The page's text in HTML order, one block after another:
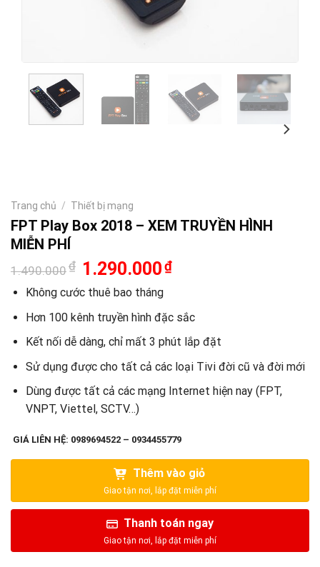
Trang chủ / Thiết bị mạng
FPT Play Box 2018 – XEM TRUYỀN HÌNH
MIỄN PHÍ
1.490.000₫ Giá
gốc
là:
1.490.000₫.
1.290.000₫Giá
1.290.000₫.
Không cước thuê bao tháng
Hơn 100 kênh truyền hình đặc sắc
Kết nối dễ dàng, chỉ mất 3 phút lắp đặt
Sử dụng được cho tất cả các loại Tivi đời cũ và đời mới
Dùng được tất cả các mạng Internet hiện nay (FPT,
VNPT, Viettel, SCTV…)
GIÁ LIÊN HỆ: 0989694522 – 0934455779
Thêm vào giỏ
Thanh toán ngay